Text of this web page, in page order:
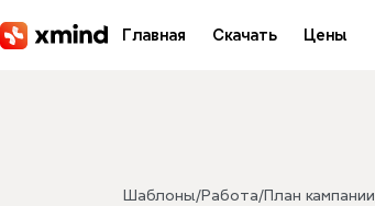
Главная Скачать Цены
Шаблоны /Работа/План кампании